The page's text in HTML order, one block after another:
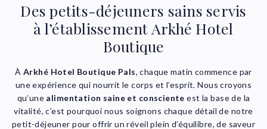
Des petits-déjeuners sains servis
à l’établissement Arkhé Hotel
Boutique
À Arkhé Hotel Boutique Pals, chaque matin commence par
une expérience qui nourrit le corps et l’esprit. Nous croyons
qu’une alimentation saine et consciente est la base de la
vitalité, c’est pourquoi nous soignons chaque détail de notre
petit-déjeuner pour offrir un réveil plein d’équilibre, de saveur